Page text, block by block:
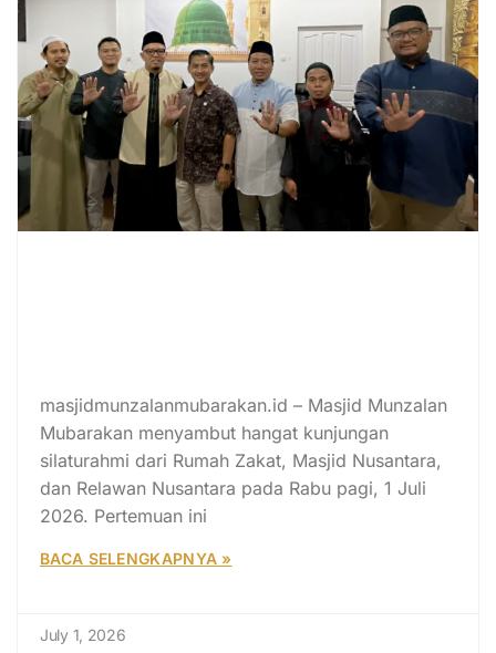
masjidmunzalanmubarakan.id – Masjid Munzalan
Mubarakan menyambut hangat kunjungan
silaturahmi dari Rumah Zakat, Masjid Nusantara,
dan Relawan Nusantara pada Rabu pagi, 1 Juli
2026. Pertemuan ini
BACA SELENGKAPNYA »
July 1, 2026